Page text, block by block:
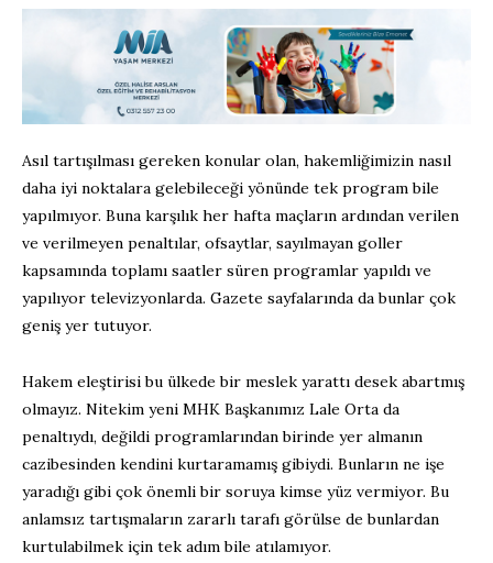
Asıl tartışılması gereken konular olan, hakemliğimizin nasıl
daha iyi noktalara gelebileceği yönünde tek program bile
yapılmıyor. Buna karşılık her hafta maçların ardından verilen
ve verilmeyen penaltılar, ofsaytlar, sayılmayan goller
kapsamında toplamı saatler süren programlar yapıldı ve
yapılıyor televizyonlarda. Gazete sayfalarında da bunlar çok
geniş yer tutuyor.
Hakem eleştirisi bu ülkede bir meslek yarattı desek abartmış
olmayız. Nitekim yeni MHK Başkanımız Lale Orta da
penaltıydı, değildi programlarından birinde yer almanın
cazibesinden kendini kurtaramamış gibiydi. Bunların ne işe
yaradığı gibi çok önemli bir soruya kimse yüz vermiyor. Bu
anlamsız tartışmaların zararlı tarafı görülse de bunlardan
kurtulabilmek için tek adım bile atılamıyor.